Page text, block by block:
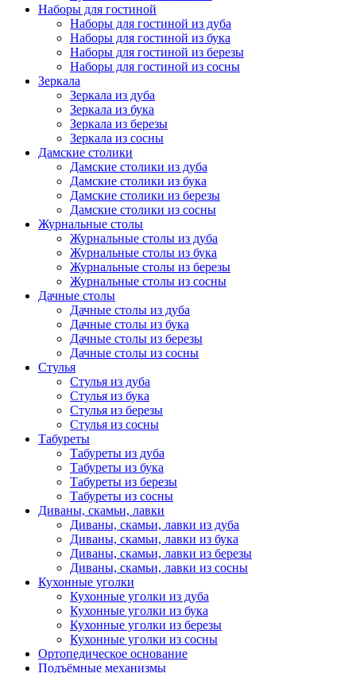
Наборы для гостиной
Наборы для гостиной из дуба
Наборы для гостиной из бука
Наборы для гостиной из березы
Наборы для гостиной из сосны
Зеркала
Зеркала из дуба
Зеркала из бука
Зеркала из березы
Зеркала из сосны
Дамские столики
Дамские столики из дуба
Дамские столики из бука
Дамские столики из березы
Дамские столики из сосны
Журнальные столы
Журнальные столы из дуба
Журнальные столы из бука
Журнальные столы из березы
Журнальные столы из сосны
Дачные столы
Дачные столы из дуба
Дачные столы из бука
Дачные столы из березы
Дачные столы из сосны
Стулья
Стулья из дуба
Стулья из бука
Стулья из березы
Стулья из сосны
Табуреты
Табуреты из дуба
Табуреты из бука
Табуреты из березы
Табуреты из сосны
Диваны, скамьи, лавки
Диваны, скамьи, лавки из дуба
Диваны, скамьи, лавки из бука
Диваны, скамьи, лавки из березы
Диваны, скамьи, лавки из сосны
Кухонные уголки
Кухонные уголки из дуба
Кухонные уголки из бука
Кухонные уголки из березы
Кухонные уголки из сосны
Ортопедическое основание
Подъёмные механизмы